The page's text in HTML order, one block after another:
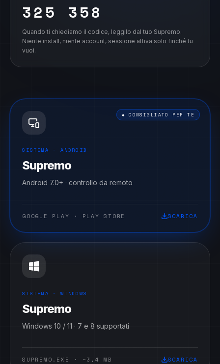
239 819
Quando ti chiediamo il codice, leggilo dal tuo Supremo.
Niente install, niente account, sessione attiva solo finché tu
vuoi.
◆ CONSIGLIATO PER TE
SISTEMA · ANDROID
Supremo
Android 7.0+ · controllo da remoto
GOOGLE PLAY · PLAY STORE SCARICA
SISTEMA · WINDOWS
Supremo
Windows 10 / 11 · 7 e 8 supportati
SUPREMO.EXE · ~3,4 MB SCARICA